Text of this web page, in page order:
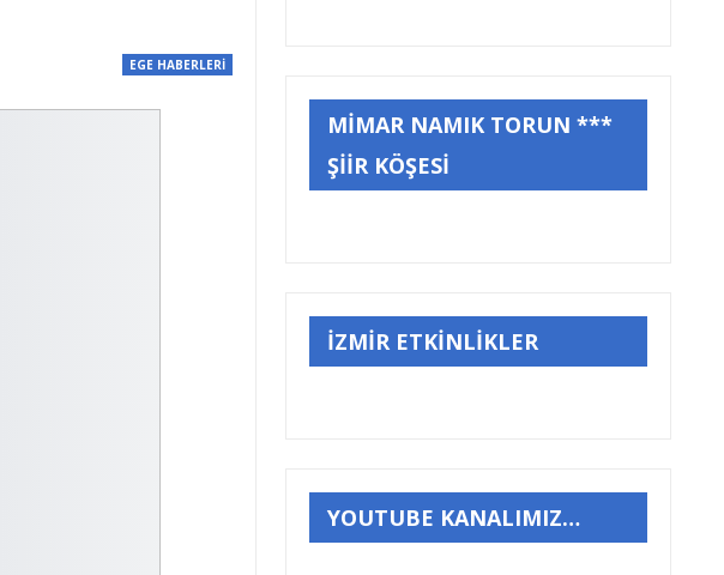
EGE HABERLERİ
MİMAR NAMIK TORUN ***
ŞİİR KÖŞESİ
İZMİR ETKİNLİKLER
YOUTUBE KANALIMIZ…